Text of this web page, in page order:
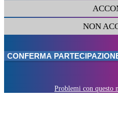
NON
Problemi con questo